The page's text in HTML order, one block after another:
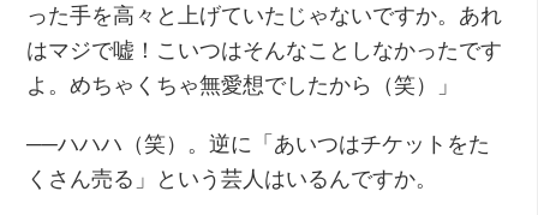
った手を高々と上げていたじゃないですか。あれ
はマジで嘘！こいつはそんなことしなかったです
よ。めちゃくちゃ無愛想でしたから（笑）」
──ハハハ（笑）。逆に「あいつはチケットをた
くさん売る」という芸人はいるんですか。